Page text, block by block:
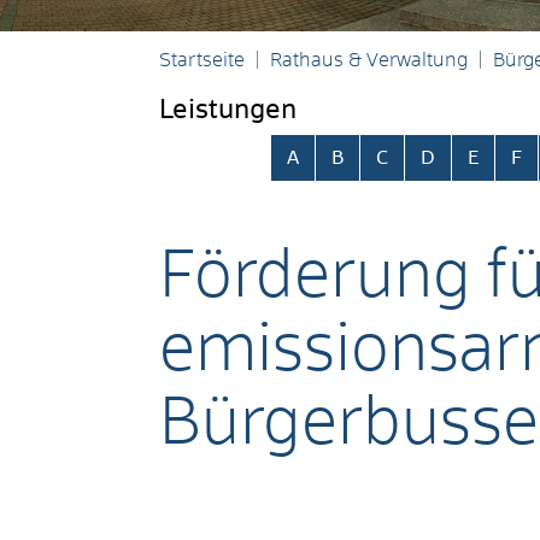
Startseite Rathaus & Verwaltung
Leistungen
Alphabetisches Register
A B C D E F
Förderung